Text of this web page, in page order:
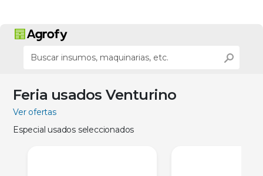
Feria usados Venturino
Ver ofertas
Especial usados seleccionados